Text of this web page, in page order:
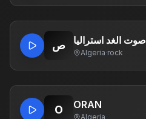
ص صوت الغد استراليا
Algeria·rock
O ORAN
Algeria